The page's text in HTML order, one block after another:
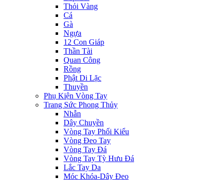
Thỏi Vàng
Cá
Gà
Ngựa
12 Con Giáp
Thần Tài
Quan Công
Rồng
Phật Di Lặc
Thuyền
Phụ Kiện Vòng Tay
Trang Sức Phong Thủy
Nhẫn
Dây Chuyền
Vòng Tay Phối Kiểu
Vòng Đeo Tay
Vòng Tay Đá
Vòng Tay Tỳ Hưu Đá
Lắc Tay Da
Móc Khóa-Dây Đeo